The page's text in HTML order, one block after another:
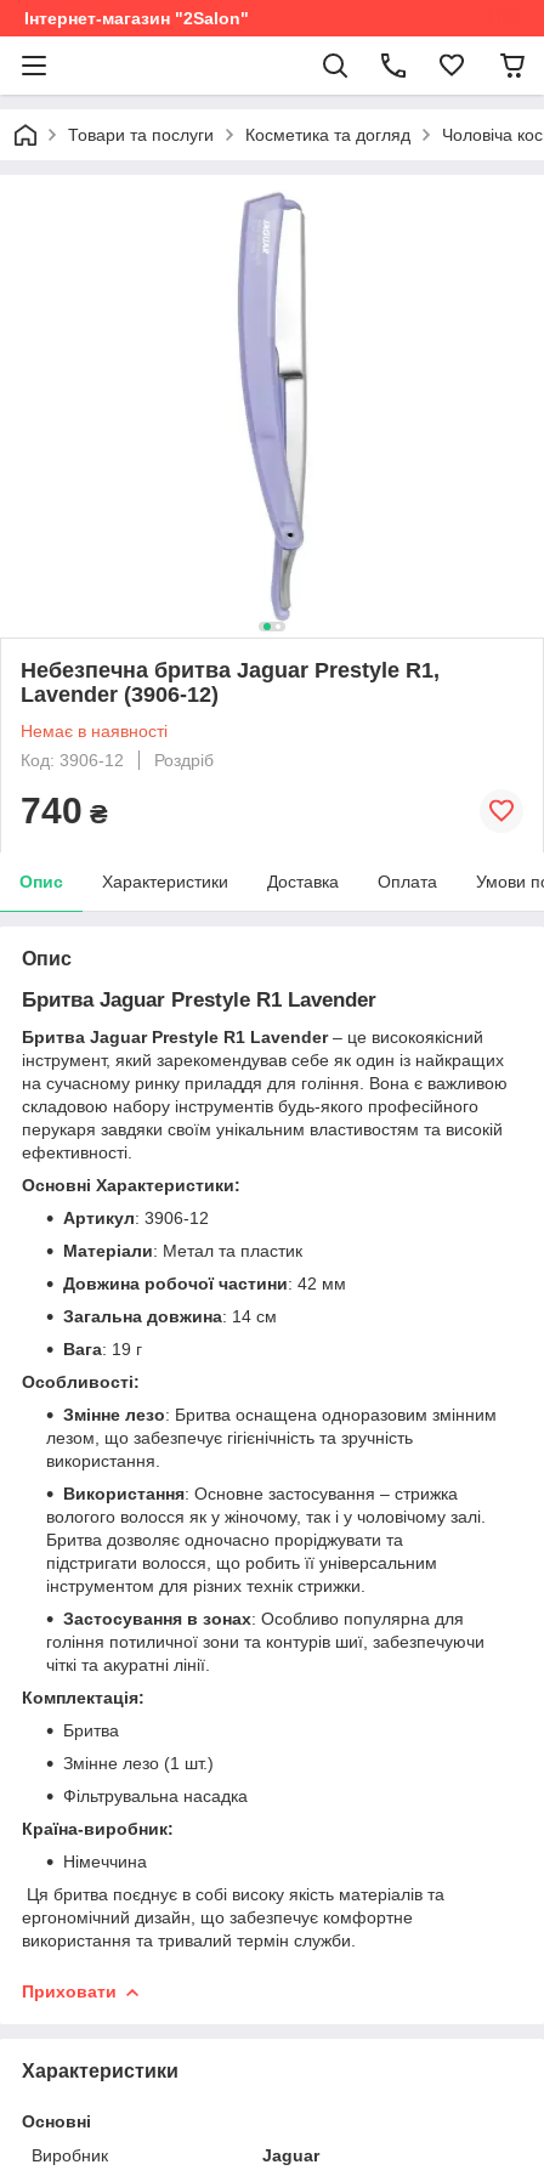
Інтернет-магазин "2Salon"
Товари та послуги Косметика та догляд Чоловіча
Небезпечна бритва Jaguar Prestyle R1,
Lavender (3906-12)
Немає в наявності
Код: 3906-12
Роздріб
740 ₴
Опис Характеристики Доставка Оплата Умови
Опис
Бритва Jaguar Prestyle R1 Lavender
Бритва Jaguar Prestyle R1 Lavender– це високоякісний
інструмент, який зарекомендував себе як один із найкращих
на сучасному ринку приладдя для гоління. Вона є важливою
складовою набору інструментів будь-якого професійного
перукаря завдяки своїм унікальним властивостям та високій
ефективності.
Основні Характеристики:
Артикул: 3906-12
Матеріали: Метал та пластик
Довжина робочої частини: 42 мм
Загальна довжина: 14 см
Вага: 19 г
Особливості:
Змінне лезо: Бритва оснащена одноразовим змінним
лезом, що забезпечує гігієнічність та зручність
використання.
Використання: Основне застосування – стрижка
вологого волосся як у жіночому, так і у чоловічому залі.
Бритва дозволяє одночасно проріджувати та
підстригати волосся, що робить її універсальним
інструментом для різних технік стрижки.
Застосування в зонах: Особливо популярна для
гоління потиличної зони та контурів шиї, забезпечуючи
чіткі та акуратні лінії.
Комплектація:
Бритва
Змінне лезо (1 шт.)
Фільтрувальна насадка
Країна-виробник:
Німеччина
Ця бритва поєднує в собі високу якість матеріалів та
ергономічний дизайн, що забезпечує комфортне
використання та тривалий термін служби.
Приховати
Характеристики
Основні
Виробник
Jaguar